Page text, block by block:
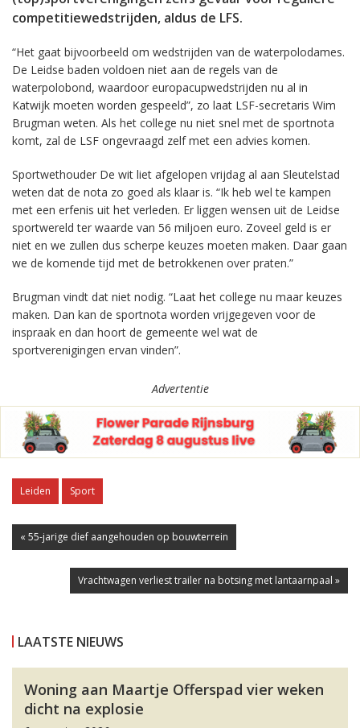
competitiewedstrijden, aldus de LFS.
“Het gaat bijvoorbeeld om wedstrijden van de waterpolodames.
De Leidse baden voldoen niet aan de regels van de
waterpolobond, waardoor europacupwedstrijden nu al in
Katwijk moeten worden gespeeld”, zo laat LSF-secretaris Wim
Brugman weten. Als het college nu niet snel met de sportnota
komt, zal de LSF ongevraagd zelf met een advies komen.
Sportwethouder De wit liet afgelopen vrijdag al aan Sleutelstad
weten dat de nota zo goed als klaar is. “Ik heb wel te kampen
met een erfenis uit het verleden. Er liggen wensen uit de Leidse
sportwereld ter waarde van 56 miljoen euro. Zoveel geld is er
niet en we zullen dus scherpe keuzes moeten maken. Daar gaan
we de komende tijd met de betrokkenen over praten.”
Brugman vindt dat niet nodig. “Laat het college nu maar keuzes
maken. Dan kan de sportnota worden vrijgegeven voor de
inspraak en dan hoort de gemeente wel wat de
sportverenigingen ervan vinden”.
Advertentie
Leiden Sport
« 55-jarige dief aangehouden op bouwterrein
Vrachtwagen verliest trailer na botsing met lantaarnpaal »
LAATSTE NIEUWS
Woning aan Maartje Offerspad vier weken
dicht na explosie